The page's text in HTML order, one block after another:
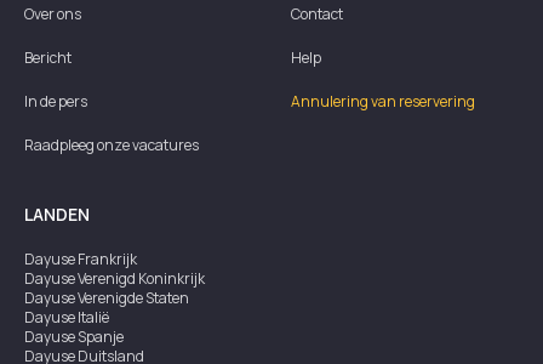
Over ons
Bericht
In de pers
Raadpleeg onze vacatures
Contact
Help
Annulering van reservering
LANDEN
DayuseFrankrijk
DayuseVerenigd Koninkrijk
DayuseVerenigde Staten
DayuseItalië
DayuseSpanje
DayuseDuitsland